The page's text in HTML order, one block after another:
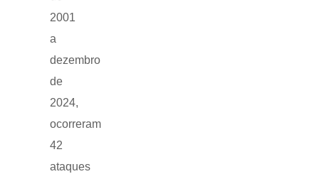
2001
a
dezembro
de
2024,
ocorreram
42
ataques